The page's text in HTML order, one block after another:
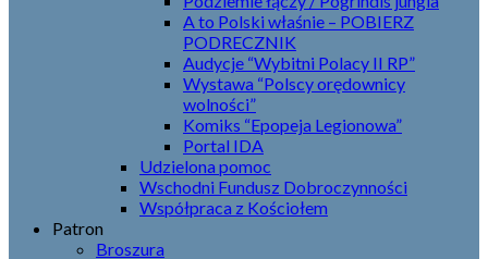
A to Polski właśnie – POBIERZ
PODRECZNIK
Audycje “Wybitni Polacy II RP”
Wystawa “Polscy orędownicy
wolności”
Komiks “Epopeja Legionowa”
Portal IDA
Udzielona pomoc
Wschodni Fundusz Dobroczynności
Współpraca z Kościołem
Patron
Broszura